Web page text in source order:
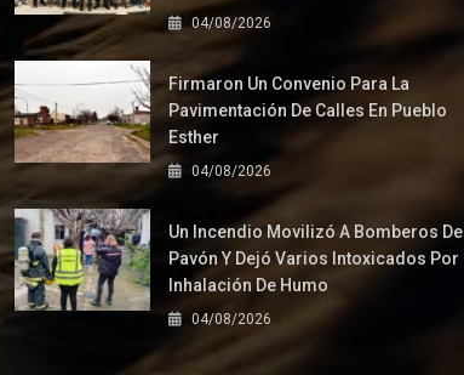
04/08/2026
Firmaron Un Convenio Para La
Pavimentación De Calles En Pueblo
Esther
04/08/2026
Un Incendio Movilizó A Bomberos De
Pavón Y Dejó Varios Intoxicados Por
Inhalación De Humo
04/08/2026